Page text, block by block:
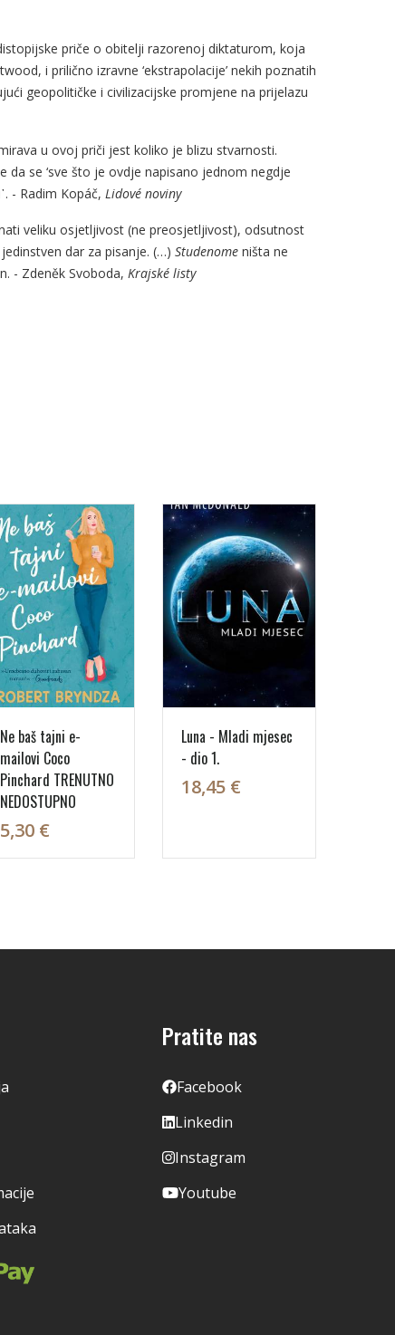
priče o obitelji razorenoj diktaturom, koja
i prilično izravne ‘ekstrapolacije’ nekih poznatih
geopolitičke i civilizacijske promjene na prijelazu
u ovoj priči jest koliko je blizu stvarnosti.
se ‘sve što je ovdje napisano jednom negdje
- Radim Kopáč, Lidové noviny
veliku osjetljivost (ne preosjetljivost), odsutnost
dar za pisanje. (…) Studenome ništa ne
- Zdeněk Svoboda, Krajské listy
Ne baš tajni e-
mailovi Coco
Pinchard TRENUTNO
NEDOSTUPNO
5,30 €
Luna - Mladi mjesec
- dio 1.
18,45 €
Pratite nas
Facebook
Linkedin
Instagram
Youtube